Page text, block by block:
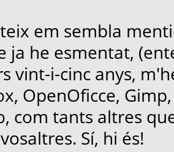
em sembla
ja he esmentat,
vint-i-cinc anys,
OpenOficce,
com tants altres
Sí, hi és!